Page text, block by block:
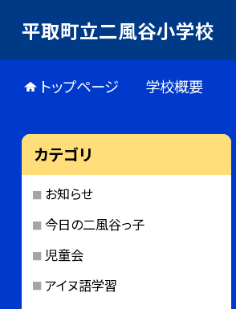
平取町立二風谷小学校
トップページ 学校概要
カテゴリ
お知らせ
今日の二風谷っ子
児童会
アイヌ語学習